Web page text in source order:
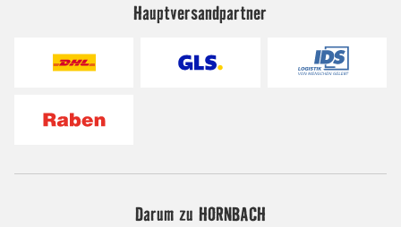
Hauptversandpartner
Darum zu HORNBACH